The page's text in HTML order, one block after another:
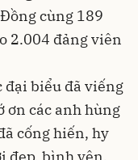
cùng 189
2.004 đảng viên
đại biểu đã viếng
ơn các anh hùng
cống hiến, hy
đẹp, bình yên,